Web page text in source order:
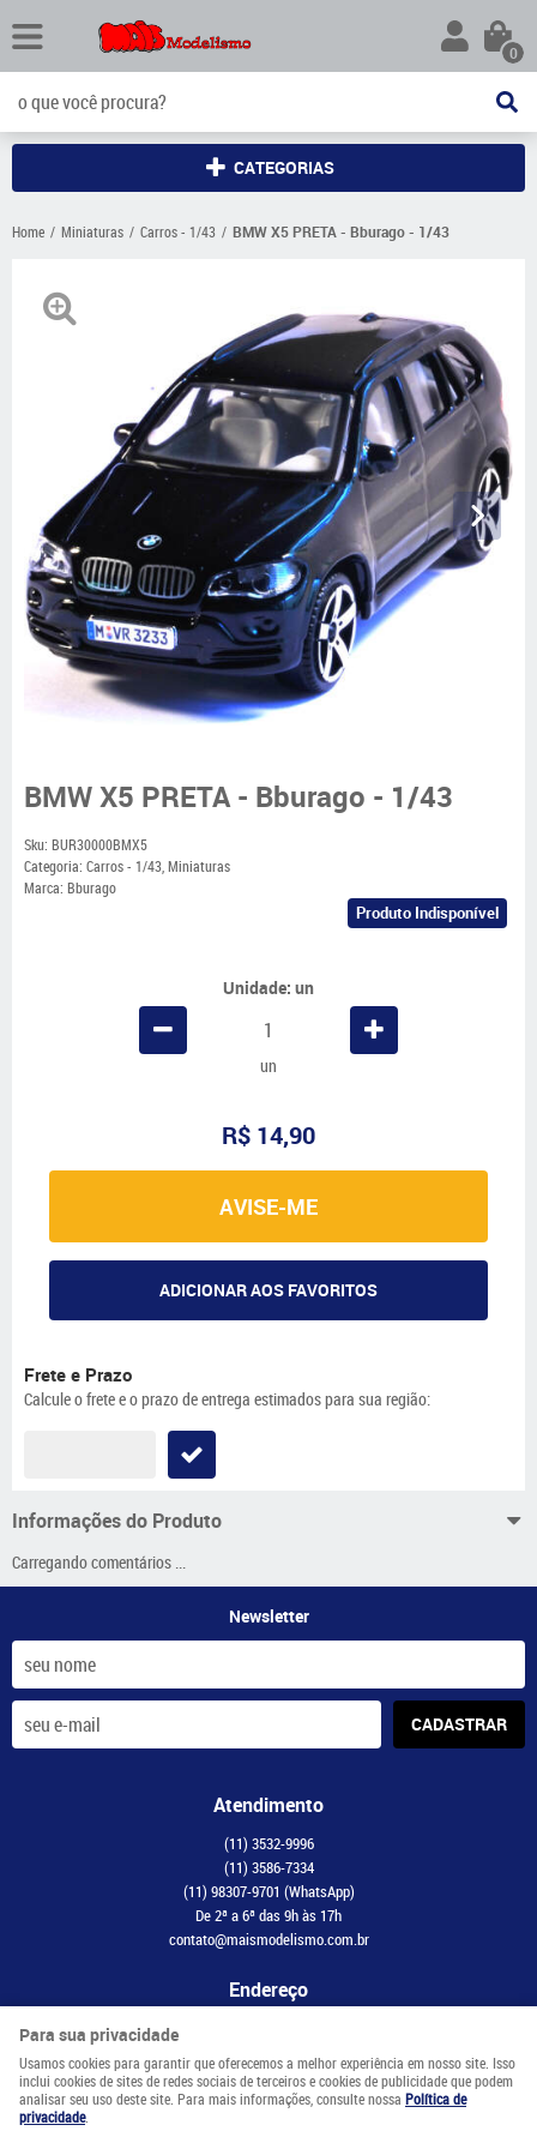
0
CATEGORIAS
Home Miniaturas Carros - 1/43 BMW X5 PRETA - Bburago - 1/43
BMW X5 PRETA - Bburago - 1/43
Sku: BUR30000BMX5
Categoria: Carros - 1/43,Miniaturas
Marca: Bburago
Produto Indisponível
Unidade: un
un
R$ 14,90
AVISE-ME
ADICIONAR AOS FAVORITOS
Frete e Prazo
Calcule o frete e o prazo de entrega estimados para sua região:
Informações do Produto
Carregando comentários ...
Newsletter
CADASTRAR
Atendimento
(11) 3532-9996
(11) 3586-7334
(11) 98307-9701 (WhatsApp)
De 2ª a 6ª das 9h às 17h
contato@maismodelismo.com.br
Endereço
Avenida Adolfo Pinheiro, 2056, CJ 34
LOJA VIRTUAL CRIADA POR
Para sua privacidade
Usamos cookies para garantir que oferecemos a melhor experiência em nosso site. Isso
inclui cookies de sites de redes sociais de terceiros e cookies de publicidade que podem
analisar seu uso deste site. Para mais informações, consulte nossa Política de
privacidade.